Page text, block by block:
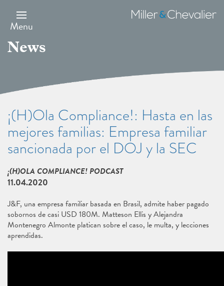
main
content
Menu
Miller
&
News
¡(H)Ola Compliance!: Hasta en las
mejores familias: Empresa familiar
sancionada por el DOJ y la SEC
¡(H)OLA COMPLIANCE! PODCAST
11.04.2020
J&F, una empresa familiar basada en Brasil, admite haber pagado
sobornos de casi USD 180M. Matteson Ellis y Alejandra
Montenegro Almonte platican sobre el caso, le multa, y lecciones
aprendidas.